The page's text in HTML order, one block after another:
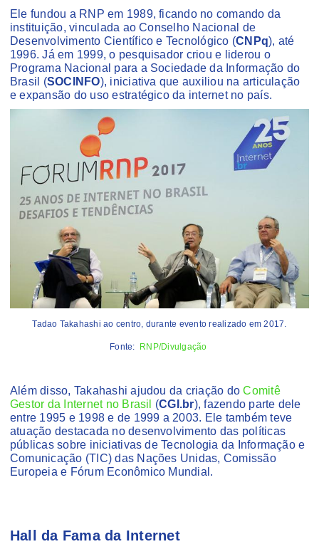
Ele fundou a RNP em 1989, ficando no comando da
instituição, vinculada ao Conselho Nacional de
Desenvolvimento Científico e Tecnológico (CNPq), até
1996. Já em 1999, o pesquisador criou e liderou o
Programa Nacional para a Sociedade da Informação do
Brasil (SOCINFO), iniciativa que auxiliou na articulação
e expansão do uso estratégico da internet no país.
Tadao Takahashi ao centro, durante evento realizado em 2017.
Fonte: RNP/Divulgação
Além disso, Takahashi ajudou da criação doComitê
Gestor da Internet no Brasil
(CGI.br), fazendo parte dele
entre 1995 e 1998 e de 1999 a 2003. Ele também teve
atuação destacada no desenvolvimento das políticas
públicas sobre iniciativas de Tecnologia da Informação e
Comunicação (TIC) das Nações Unidas, Comissão
Europeia e Fórum Econômico Mundial.
Hall da Fama da Internet